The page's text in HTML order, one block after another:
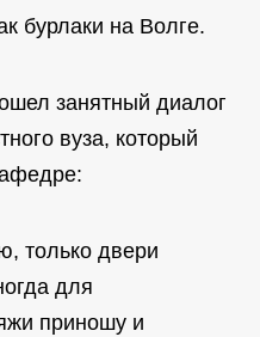
бурлаки на Волге.
занятный диалог
вуза, который
только двери
для
приношу и